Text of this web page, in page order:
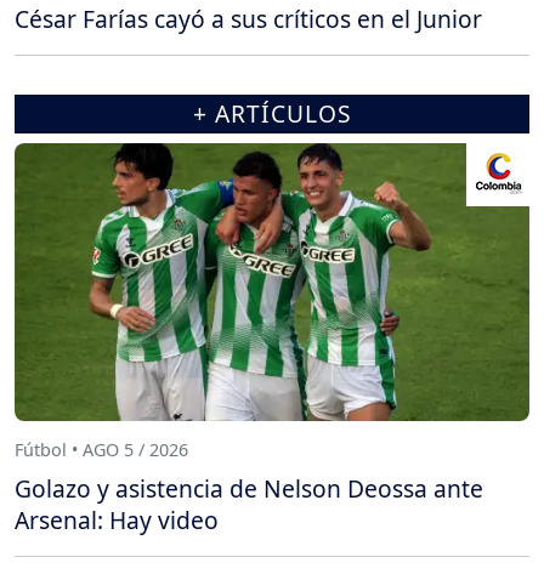
César Farías cayó a sus críticos en el Junior
+ ARTÍCULOS
Fútbol • AGO 5 / 2026
Golazo y asistencia de Nelson Deossa ante
Arsenal: Hay video